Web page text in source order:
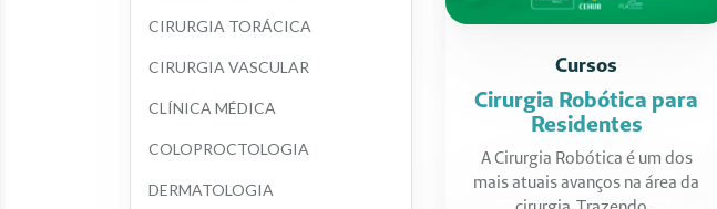
Cursos
Cirurgia Robótica para
Residentes
A Cirurgia Robótica é um dos
mais atuais avanços na área da
CIRURGIA TORÁCICA
CIRURGIA VASCULAR
CLÍNICA MÉDICA
COLOPROCTOLOGIA
DERMATOLOGIA